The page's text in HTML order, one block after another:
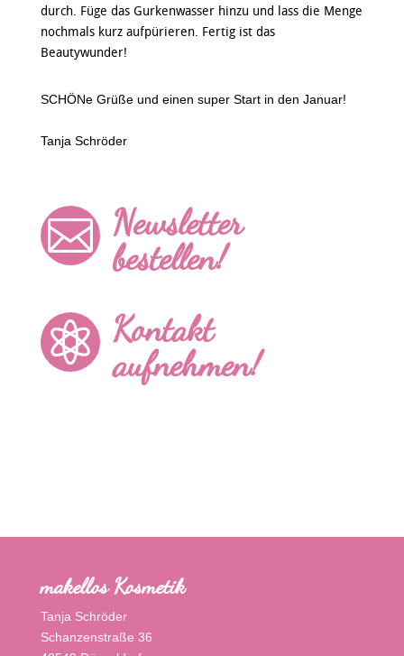
durch. Füge das Gurkenwasser hinzu und lass die Menge
nochmals kurz aufpürieren. Fertig ist das
Beautywunder!
SCHÖNe Grüße und einen super Start in den Januar!
Tanja Schröder
 Newsletter
bestellen!
 Kontakt
aufnehmen!
makellos Kosmetik
Tanja Schröder
Schanzenstraße 36